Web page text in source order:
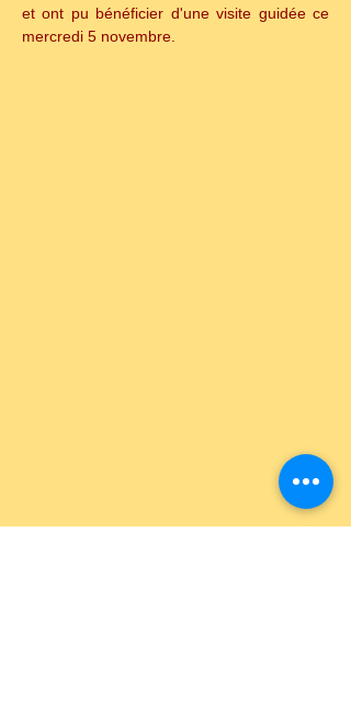
et ont pu bénéficier d'une visite guidée ce
mercredi 5 novembre.